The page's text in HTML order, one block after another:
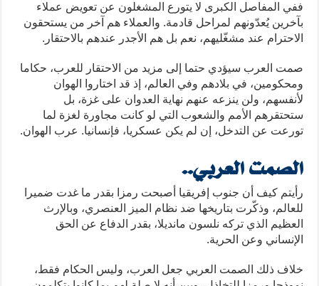
ففي المفاصل الكبرى لا يتورع المشغلون عن تعويض عملاء
بآخرين يُعدّونهم لمراحل قادمة. والعملاء هم آخر من يستحقون
الاحترام عند مشغّليهم، نعم بل هم الأجدر عندهم بالاحتقار.
صمت العرب سيؤدي حتما إلى مزيد من الاحتقار للعرب، حكاما
ومحكومين، في بلادهم وفي العالم، إذ قد اختاروا الهوان
لأنفسهم، ولن ينزعه عنهم نهاية العدوان على غزة، بل
ستحتقرهم الأمم والشعوب التي لو كانت مجاورة لغزة لما
تورعت عن التدخل، إن لم يكن عسكريا، فإنسانيا. عرب الهوان.
الصمت العربي..
رأيتم كيف أن جنوب إفريقيا أصبحت رمزا بقدر ما غدت ضميرا
للعالم، وذكّرت بتاريخها ضد نظام الميز العنصري، وبالإرث
العظيم الذي تركه نلسون مانديلا، بقدر الدفاع عن الحق
الإنساني وعن الحرية.
خلاف ذلك الصمت العربي جعل العرب، وليس الحكام فقط،